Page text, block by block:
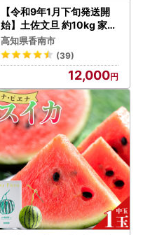
【令和9年1月下旬発送開
始】土佐文旦 約10kg 家庭
用 文旦 ku-0058
高知県香南市
(39)
12,000